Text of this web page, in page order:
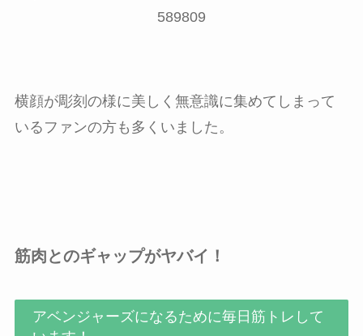
589809
横顔が彫刻の様に美しく無意識に集めてしまって
いるファンの方も多くいました。
筋肉とのギャップがヤバイ！
アベンジャーズになるために毎日筋トレして